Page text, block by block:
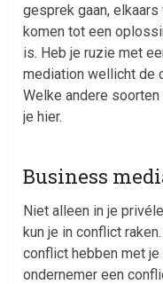
gesprek gaan,
komen tot een
is. Heb je ruzie met
mediation wellicht de
Welke andere
je hier.
Business
Niet alleen in je
kun je in conflict
conflict hebben met
ondernemer een